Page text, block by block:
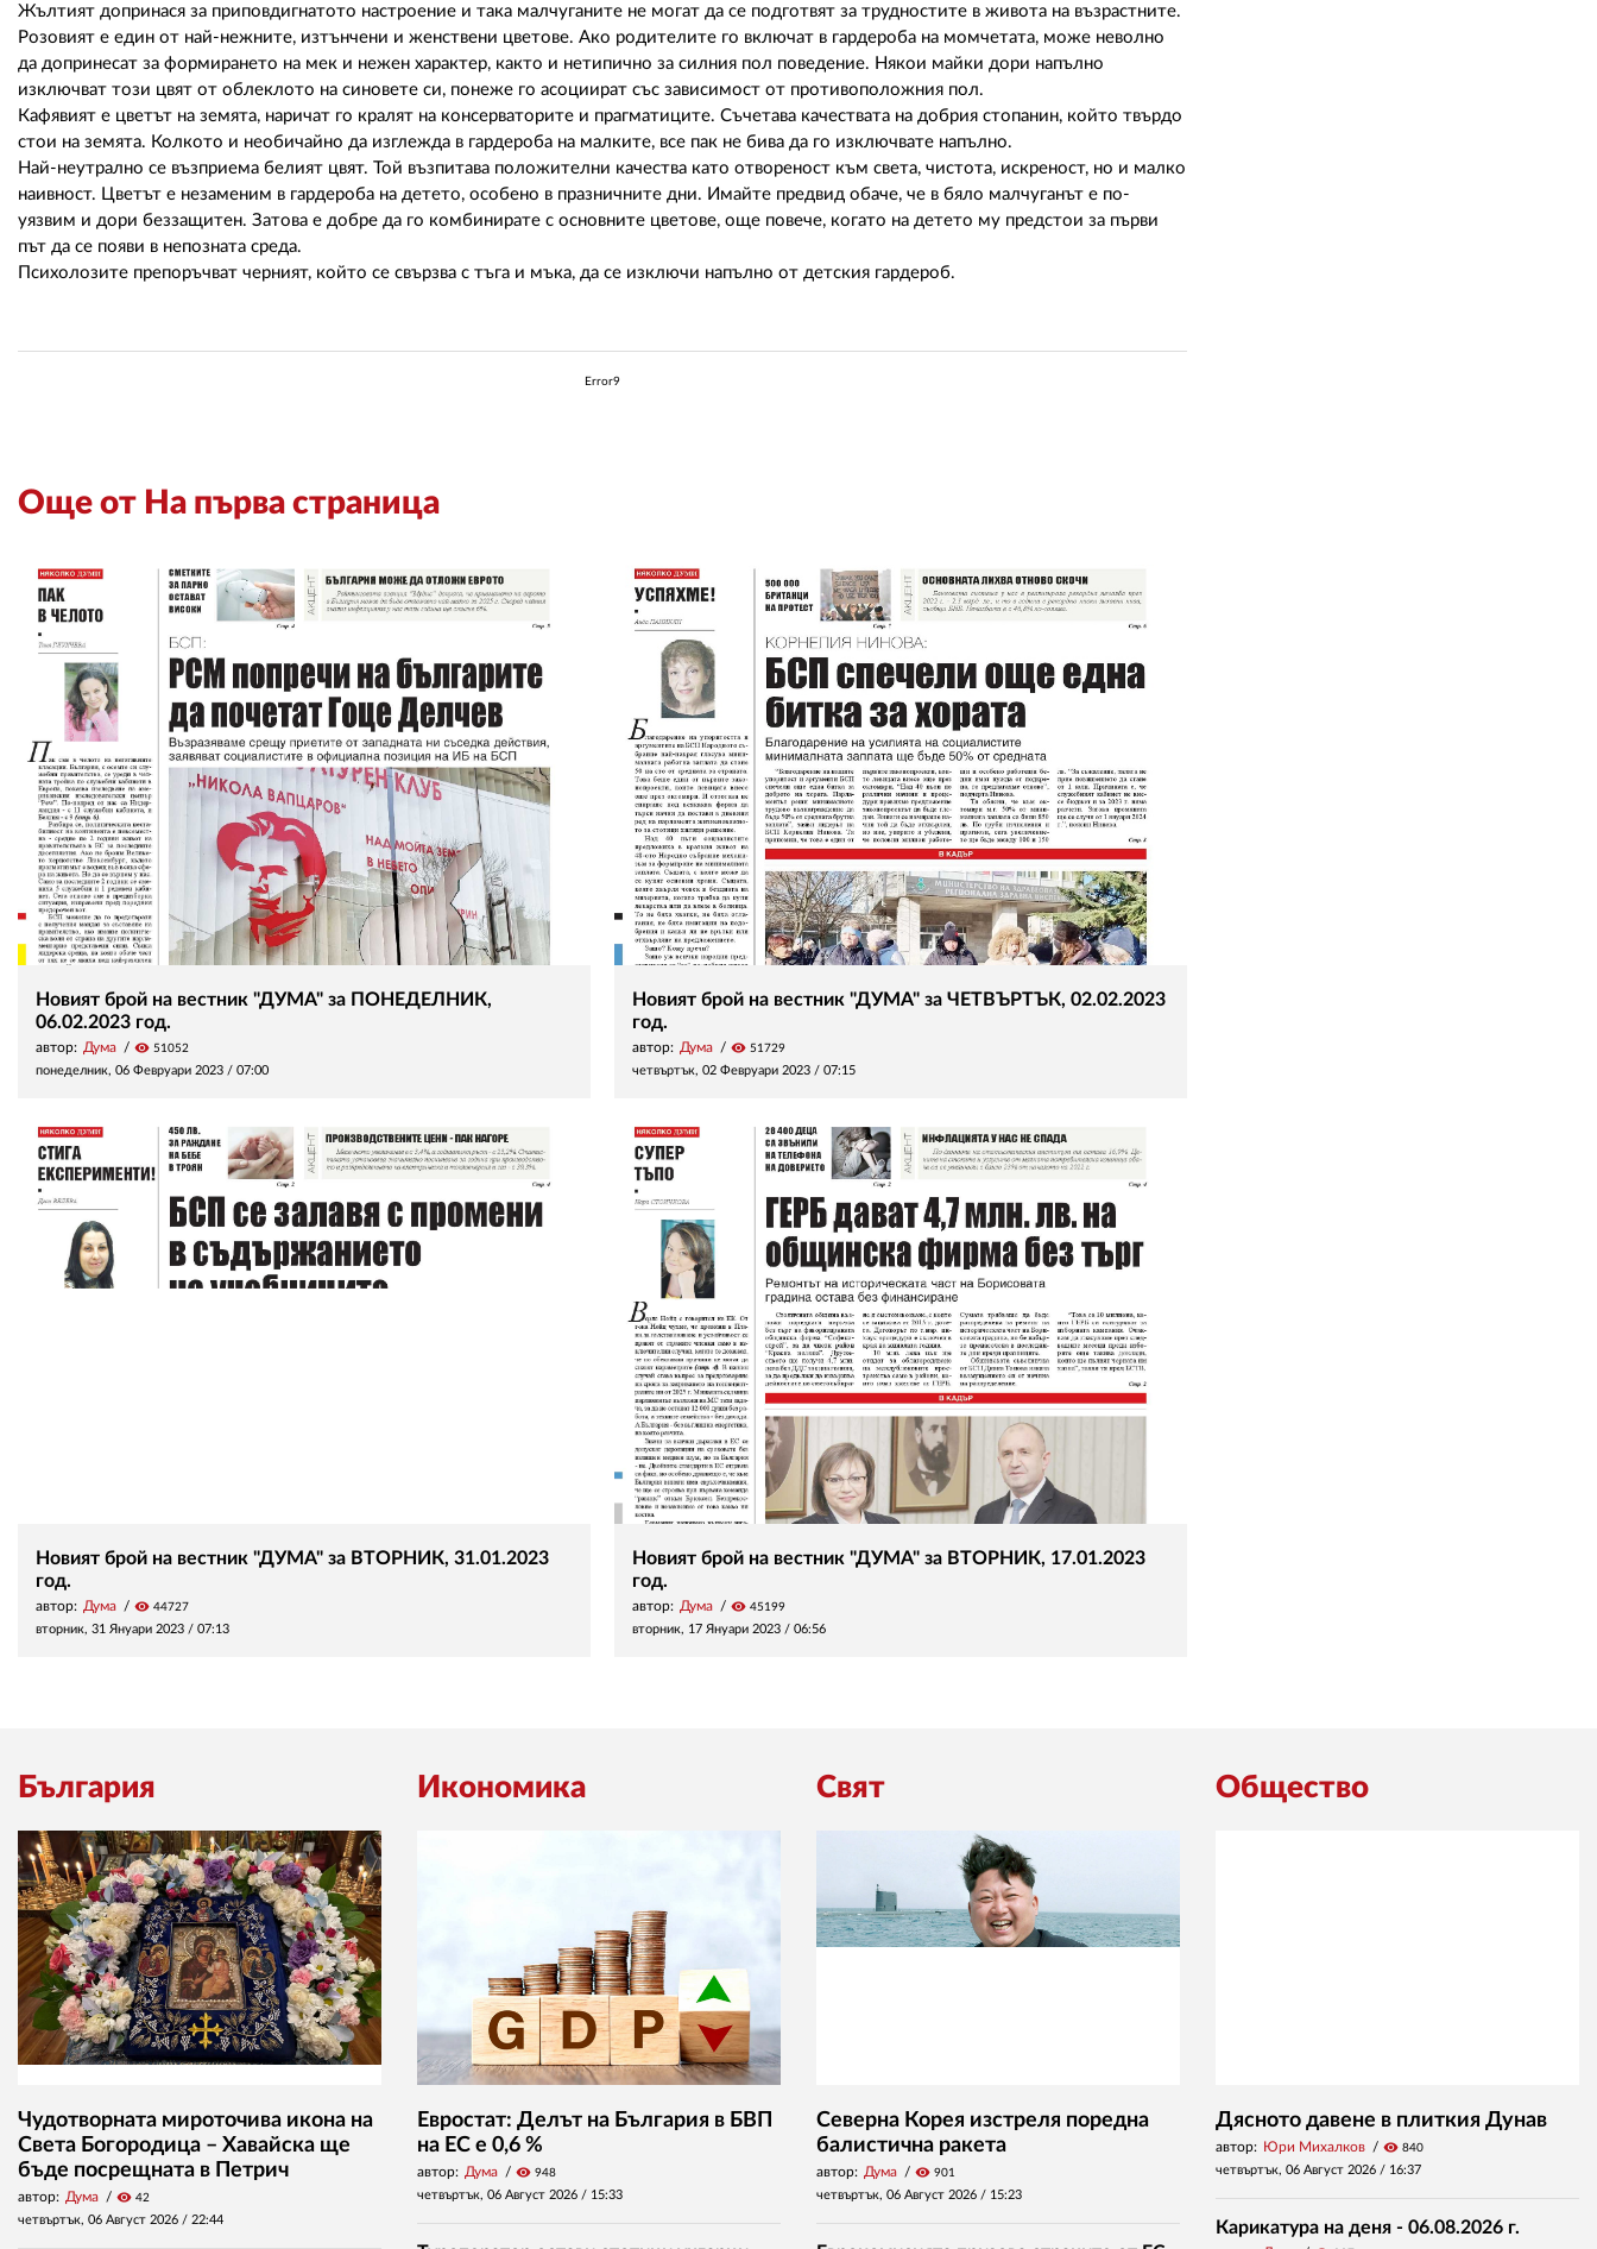
Жълтият допринася за приповдигнатото настроение и така малчуганите не могат да се подготвят за трудностите в живота на възрастните.
Розовият е един от най-нежните, изтънчени и женствени цветове. Ако родителите го включат в гардероба на момчетата, може неволно
да допринесат за формирането на мек и нежен характер, както и нетипично за силния пол поведение. Някои майки дори напълно
изключват този цвят от облеклото на синовете си, понеже го асоциират със зависимост от противоположния пол.
Кафявият е цветът на земята, наричат го кралят на консерваторите и прагматиците. Съчетава качествата на добрия стопанин, който твърдо
стои на земята. Колкото и необичайно да изглежда в гардероба на малките, все пак не бива да го изключвате напълно.
Най-неутрално се възприема белият цвят. Той възпитава положителни качества като отвореност към света, чистота, искреност, но и малко
наивност. Цветът е незаменим в гардероба на детето, особено в празничните дни. Имайте предвид обаче, че в бяло малчуганът е по-
уязвим и дори беззащитен. Затова е добре да го комбинирате с основните цветове, още повече, когато на детето му предстои за първи
път да се появи в непозната среда.
Психолозите препоръчват черният, който се свързва с тъга и мъка, да се изключи напълно от детския гардероб.
Error9
Още от На първа страница
Новият брой на вестник "ДУМА" за ПОНЕДЕЛНИК,
06.02.2023 год.
автор: Дума visibility 51052
понеделник, 06 Февруари 2023 / 07:00
Новият брой на вестник "ДУМА" за ЧЕТВЪРТЪК, 02.02.2023
год.
автор: Дума visibility 51729
четвъртък, 02 Февруари 2023 / 07:15
Новият брой на вестник "ДУМА" за ВТОРНИК, 31.01.2023
год.
автор: Дума visibility 44727
вторник, 31 Януари 2023 / 07:13
Новият брой на вестник "ДУМА" за ВТОРНИК, 17.01.2023
год.
автор: Дума visibility 45199
вторник, 17 Януари 2023 / 06:56
България
Чудотворната мироточива икона на
Света Богородица – Хавайска ще
бъде посрещната в Петрич
автор: Дума visibility 42
четвъртък, 06 Август 2026 / 22:44
Икономика
Евростат: Делът на България в БВП
на ЕС е 0,6 %
автор: Дума visibility 948
четвъртък, 06 Август 2026 / 15:33
Свят
Северна Корея изстреля поредна
балистична ракета
автор: Дума visibility 901
четвъртък, 06 Август 2026 / 15:23
Общество
Дясното давене в плиткия Дунав
автор: Юри Михалков visibility 840
четвъртък, 06 Август 2026 / 16:37
Карикатура на деня - 06.08.2026 г.